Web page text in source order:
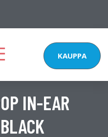
KAUPPA
IN-EAR